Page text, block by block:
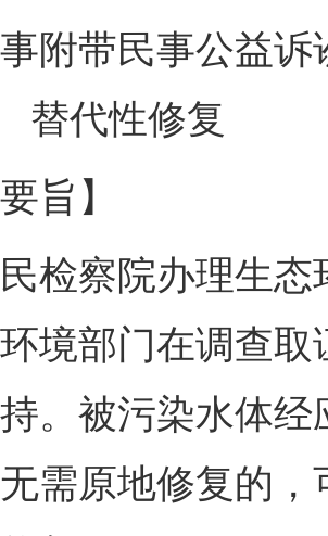
带民事公益诉
替代性修复
】
察院办理生态
境部门在调查
。被污染水体
需原地修复的